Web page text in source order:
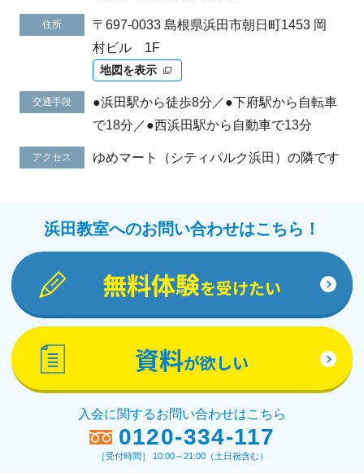
住所
〒697-0033 島根県浜田市朝日町1453 岡
村ビル 1F
地図を表示
交通手段
●浜田駅から徒歩8分／●下府駅から自転車
で18分／●西浜田駅から自動車で13分
アクセス ゆめマート（シティパルク浜田）の隣です
浜田教室へのお問い合わせはこちら！
無料体験を受けたい
資料が欲しい
入会に関するお問い合わせはこちら
0120-334-117
［受付時間］ 10:00～21:00（土日祝含む）